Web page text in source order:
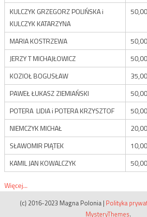
KULCZYK GRZEGORZ POLIŃSKA i
KULCZYK KATARZYNA
50,00
MARIA KOSTRZEWA
50,00
JERZY T MICHAJŁOWICZ
50,00
KOZIOŁ BOGUSŁAW
35,00
PAWEŁ ŁUKASZ ZIEMIAŃSKI
50,00
POTERA LIDIA i POTERA KRZYSZTOF
50,00
NIEMCZYK MICHAŁ
20,00
SŁAWOMIR PIĄTEK
10,00
KAMIL JAN KOWALCZYK
50,00
Więcej...
(c) 2016-2023 Magna Polonia | Polityka
MysteryThemes.